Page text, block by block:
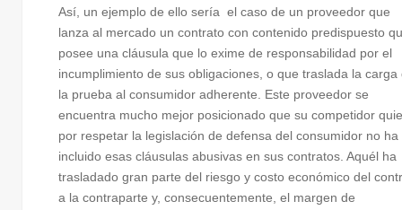
Así, un ejemplo de ello sería el caso de un proveedor que
lanza al mercado un contrato con contenido predispuesto
posee una cláusula que lo exime de responsabilidad por el
incumplimiento de sus obligaciones, o que traslada la carga
la prueba al consumidor adherente. Este proveedor se
encuentra mucho mejor posicionado que su competidor
por respetar la legislación de defensa del consumidor no ha
incluido esas cláusulas abusivas en sus contratos. Aquél ha
trasladado gran parte del riesgo y costo económico del
a la contraparte y, consecuentemente, el margen de